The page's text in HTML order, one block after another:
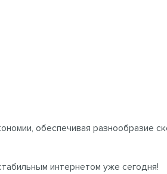
обеспечивая разнообразие
интернетом уже сегодня!